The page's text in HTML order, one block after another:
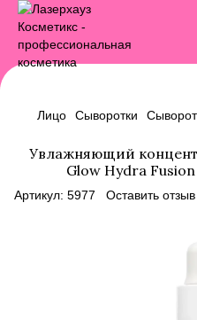
Лицо Сыворотки
Увлажняющий
Glow Hydra
Артикул: 5977 Оставить отзыв